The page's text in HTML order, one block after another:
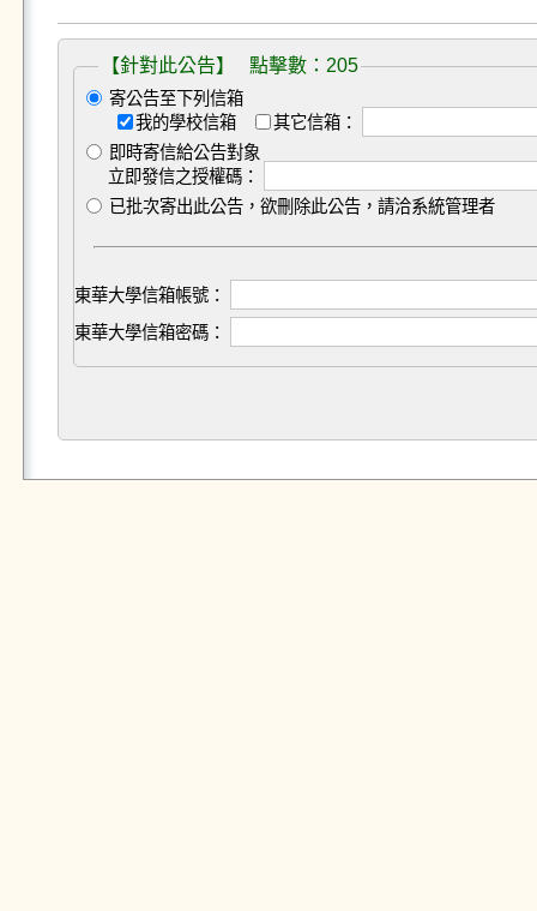
【針對此公告】 點擊數：205
寄公告至下列信箱
我的學校信箱
其它信箱：
即時寄信給公告對象
立即發信之授權碼：
已批次寄出此公告，欲刪除此公告，請洽系統管理者
東華大學信箱帳號：
東華大學信箱密碼：